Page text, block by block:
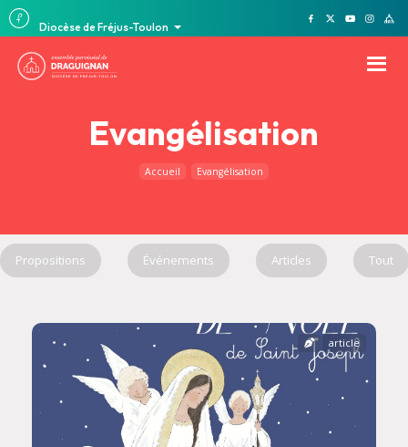
Diocèse de Fréjus-Toulon
Evangélisation
Accueil Evangélisation
Propositions Événements Articles Tout
article